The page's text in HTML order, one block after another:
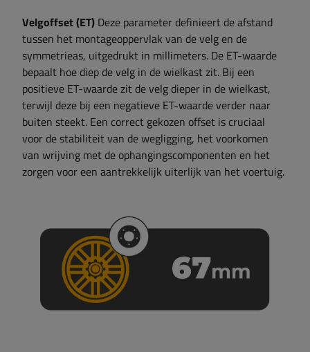
Velgoffset (ET) Deze parameter definieert de afstand
tussen het montageoppervlak van de velg en de
symmetrieas, uitgedrukt in millimeters. De ET-waarde
bepaalt hoe diep de velg in de wielkast zit. Bij een
positieve ET-waarde zit de velg dieper in de wielkast,
terwijl deze bij een negatieve ET-waarde verder naar
buiten steekt. Een correct gekozen offset is cruciaal
voor de stabiliteit van de wegligging, het voorkomen
van wrijving met de ophangingscomponenten en het
zorgen voor een aantrekkelijk uiterlijk van het voertuig.